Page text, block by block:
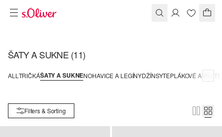
ŠATY A SUKNE (11)
ALL TRIČKÁŠATY A SUKNENOHAVICE A LEGÍNYDŽÍNSYTEPLÁKOVÉ A
Filters & Sorting